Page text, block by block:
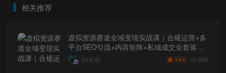
相关推荐
虚拟资源赛道全域变现实战课｜合规运营+多
平台SEO引流+内容矩阵+私域成交全套落地
玩法24天前 ￥6.6 994